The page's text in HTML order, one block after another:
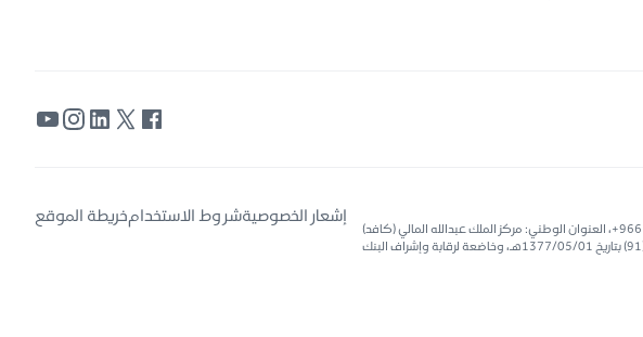
بنك الرياض، شركة مساهمة عامة، مساهمة برأس مال 40 مليار ر..س، سجل تجاري رقم 1010001054، ص.ب. 13519 الرياض 6671، هاتف 4013030 11 966+، العنوان الوطني: مركز الملك عبدالله المالي (كافد)
البوليفارد المالي - حي العقيق – مبنى رقم ٣١٢٨ – الرياض، المملكة العربية السعودية. www.riyadbank.com، مرخص لها بموجب قرار مجلس الوزراء رقم (91) بتاريخ 1377/05/01هـ، وخاضعة لرقابة وإشراف البنك
إشعار الخصوصيةشروط الاستخدامخريطة الموقع